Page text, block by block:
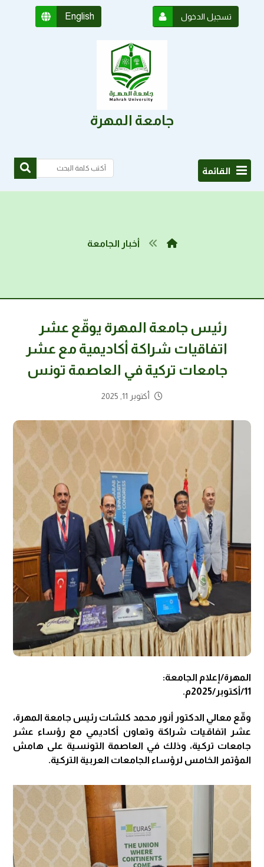
English تسجيل الدخول
جامعة المهرة
القائمة
أخبار الجامعة
رئيس جامعة المهرة يوقّع عشر
اتفاقيات شراكة أكاديمية مع عشر
جامعات تركية في العاصمة تونس
أكتوبر 11, 2025
المهرة/إعلام الجامعة:
11/أكتوبر/2025م.
وقّع معالي الدكتور أنور محمد كلشات رئيس جامعة المهرة،
عشر اتفاقيات شراكة وتعاون أكاديمي مع رؤساء عشر
جامعات تركية، وذلك في العاصمة التونسية على هامش
المؤتمر الخامس لرؤساء الجامعات العربية التركية.